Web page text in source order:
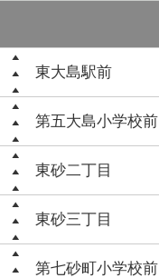
東大島駅前
第五大島小学校前
東砂二丁目
東砂三丁目
第七砂町小学校前